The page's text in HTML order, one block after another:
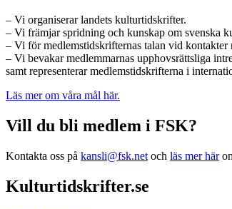
– Vi organiserar landets kulturtidskrifter.
– Vi främjar spridning och kunskap om svenska
– Vi för medlemstidskrifternas talan vid kontakter
– Vi bevakar medlemmarnas upphovsrättsliga
samt representerar medlemstidskrifterna i
Läs mer om våra mål här.
Vill du bli medlem i FSK?
Kontakta oss på kansli@fsk.net och läs mer här
Kulturtidskrifter.se